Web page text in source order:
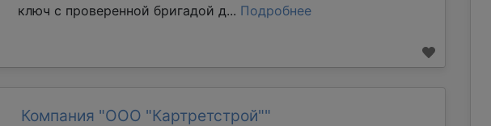
ключ с проверенной бригадой д... Подробнее
Компания "ООО "Картретстрой""